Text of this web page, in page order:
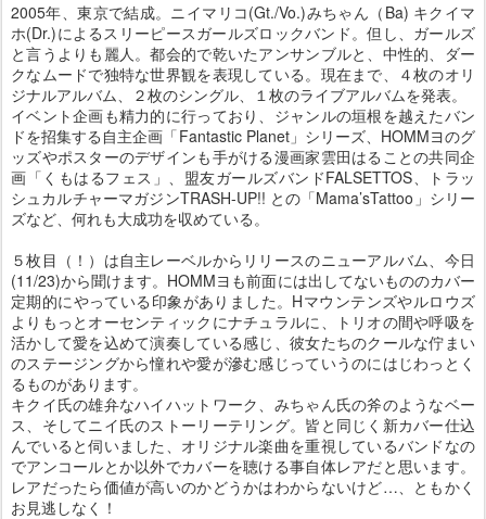
2005年、東京で結成。ニイマリコ(Gt./Vo.)みちゃん（Ba) キクイマ
ホ(Dr.)によるスリーピースガールズロックバンド。但し、ガールズ
と言うよりも麗人。都会的で乾いたアンサンブルと、中性的、ダー
クなムードで独特な世界観を表現している。現在まで、４枚のオリ
ジナルアルバム、２枚のシングル、１枚のライブアルバムを発表。
イベント企画も精力的に行っており、ジャンルの垣根を越えたバン
ドを招集する自主企画「Fantastic Planet」シリーズ、HOMMヨのグ
ッズやポスターのデザインも手がける漫画家雲田はることの共同企
画「くもはるフェス」、盟友ガールズバンドFALSETTOS、トラッ
シュカルチャーマガジンTRASH-UP!! との「Mama’sTattoo」シリー
ズなど、何れも大成功を収めている。
５枚目（！）は自主レーベルからリリースのニューアルバム、今日
(11/23)から聞けます。HOMMヨも前面には出してないもののカバー
定期的にやっている印象がありました。Hマウンテンズやルロウズ
よりもっとオーセンティックにナチュラルに、トリオの間や呼吸を
活かして愛を込めて演奏している感じ、彼女たちのクールな佇まい
のステージングから憧れや愛が滲む感じっていうのにはじわっとく
るものがあります。
キクイ氏の雄弁なハイハットワーク、みちゃん氏の斧のようなベー
ス、そしてニイ氏のストーリーテリング。皆と同じく新カバー仕込
んでいると伺いました、オリジナル楽曲を重視しているバンドなの
でアンコールとか以外でカバーを聴ける事自体レアだと思います。
レアだったら価値が高いのかどうかはわからないけど…、ともかく
お見逃しなく！